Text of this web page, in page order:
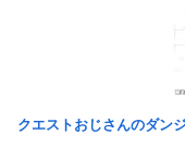
「これを肯定的に書く
アの焚書称賛記事にツ
昭和戦隊のロボデザイ
クエストおじさんのダン